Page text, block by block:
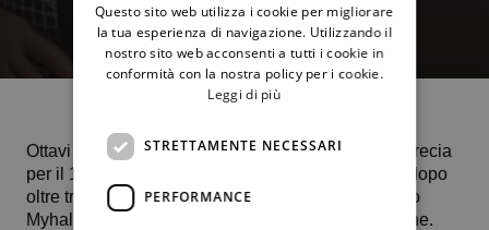
Ottavi di finale fatati al J60 sul veloce di Corfù in Grecia
per il 15enne termitano
battuto, dopo
oltre tre ore di battaglia, per 6-4 4-6 6-4 dall’ucraino
Myhala Hrabar, testa di serie numero 6 del tabellone.
Questo sito web utilizza i cookie per migliorare
la tua esperienza di navigazione. Utilizzando il
nostro sito web acconsenti a tutti i cookie in
conformità con la nostra policy per i cookie.
Leggi di più
STRETTAMENTE NECESSARI
PERFORMANCE